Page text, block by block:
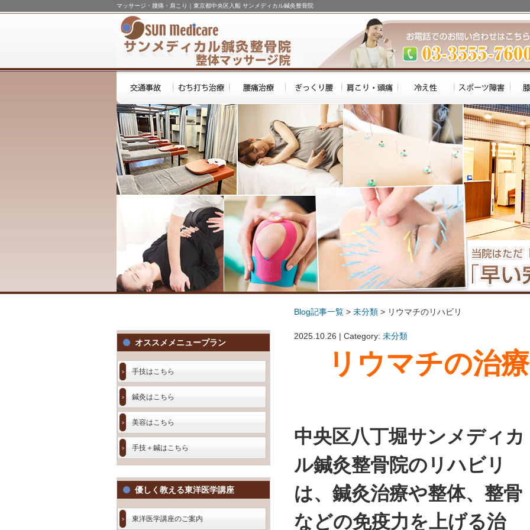
マッサージ・腰痛・肩こり｜東京都中央区入船 サンメディカル鍼灸整骨院
オススメメニュープラン
手技はこちら
鍼灸はこちら
美容はこちら
手技＋鍼はこちら
優しく教える東洋医学講座
東洋医学講座のご案内
Blog記事一覧 > 未分類 > リウマチのリハビリ
2025.10.26 | Category: 未分類
リウマチの治
中央区八丁堀サンメディカ
ル鍼灸整骨院のリハビリ
は、鍼灸治療や整体、整骨
などの免疫力を上げる治